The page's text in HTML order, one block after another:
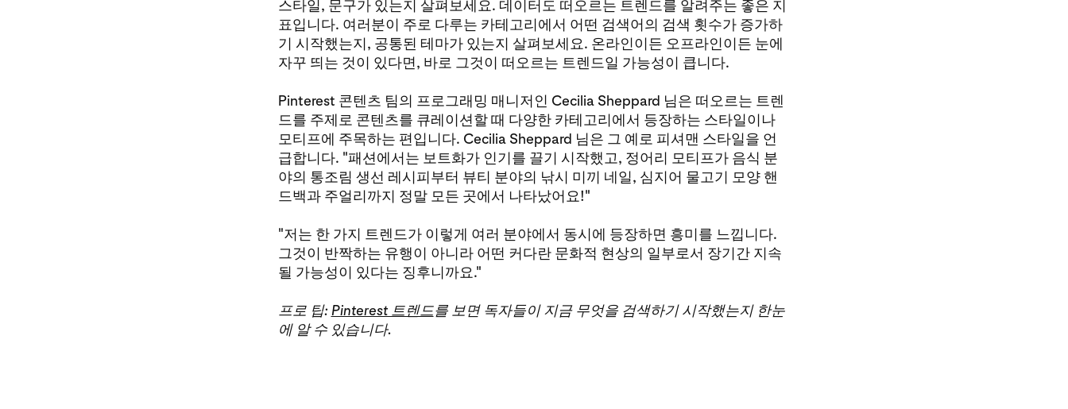
스타일, 문구가 있는지 살펴보세요. 데이터도 떠오르는 트렌드를 알려주는 좋은 지
표입니다. 여러분이 주로 다루는 카테고리에서 어떤 검색어의 검색 횟수가 증가하
기 시작했는지, 공통된 테마가 있는지 살펴보세요. 온라인이든 오프라인이든 눈에
자꾸 띄는 것이 있다면, 바로 그것이 떠오르는 트렌드일 가능성이 큽니다.
Pinterest 콘텐츠 팀의 프로그래밍 매니저인 Cecilia Sheppard 님은 떠오르는 트렌
드를 주제로 콘텐츠를 큐레이션할 때 다양한 카테고리에서 등장하는 스타일이나
모티프에 주목하는 편입니다. Cecilia Sheppard 님은 그 예로 피셔맨 스타일을 언
급합니다. "패션에서는 보트화가 인기를 끌기 시작했고, 정어리 모티프가 음식 분
야의 통조림 생선 레시피부터 뷰티 분야의 낚시 미끼 네일, 심지어 물고기 모양 핸
드백과 주얼리까지 정말 모든 곳에서 나타났어요!"
"저는 한 가지 트렌드가 이렇게 여러 분야에서 동시에 등장하면 흥미를 느낍니다.
그것이 반짝하는 유행이 아니라 어떤 커다란 문화적 현상의 일부로서 장기간 지속
될 가능성이 있다는 징후니까요."
프로 팁: Pinterest 트렌드를 보면 독자들이 지금 무엇을 검색하기 시작했는지 한눈
에 알 수 있습니다.